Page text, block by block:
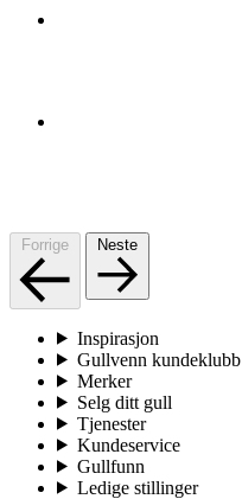
Forrige Neste
Inspirasjon
Gullvenn kundeklubb
Merker
Selg ditt gull
Tjenester
Kundeservice
Gullfunn
Ledige stillinger